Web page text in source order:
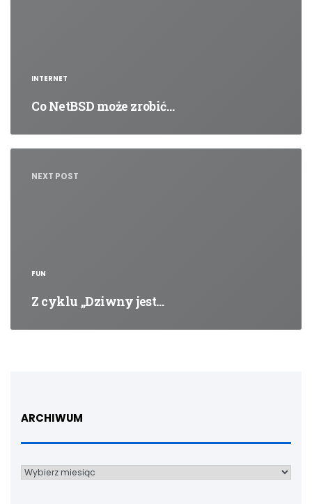
INTERNET
Co NetBSD może zrobić…
NEXT POST
FUN
Z cyklu „Dziwny jest…
ARCHIWUM
Archiwum